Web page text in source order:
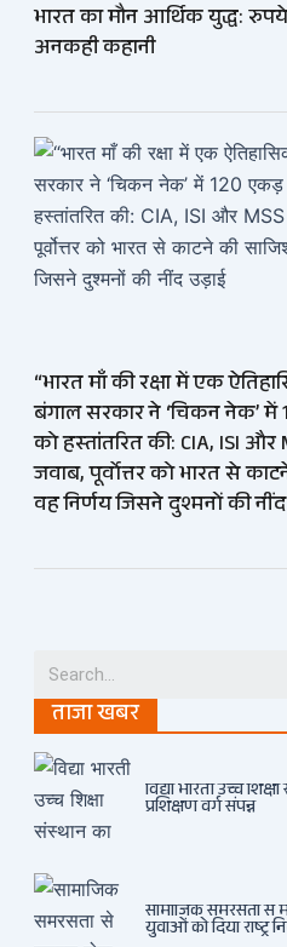
भारत का मौन आर्थिक युद्ध:
अनकही कहानी
“भारत माँ की रक्षा में एक
बंगाल सरकार ने ‘चिकन नेक’ में
को हस्तांतरित की: CIA, ISI और
जवाब, पूर्वोत्तर को भारत से
वह निर्णय जिसने दुश्मनों की
ताजा खबर
विद्या भारती उच्च
प्रशिक्षण वर्ग संपन्न
सामाजिक समरसता से
युवाओं को दिया राष्ट्र